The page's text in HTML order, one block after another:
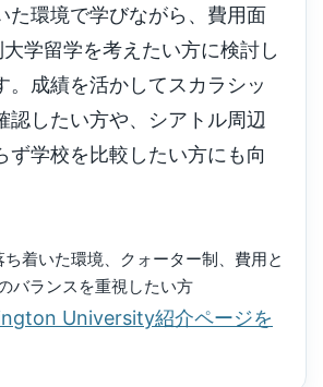
た環境で学びながら、費用面
学留学を考えたい方に検討し
。成績を活かしてスカラシッ
認したい方や、シアトル周辺
ず学校を比較したい方にも向
着いた環境、クォーター制、費用と
バランスを重視したい方
University紹介ページを